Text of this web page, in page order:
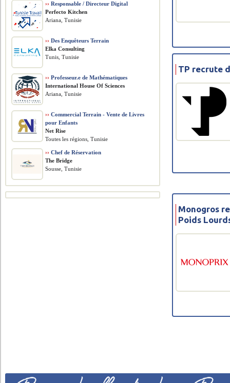
TP recrute
Monogros
Poids
›› Responsable / Directeur Digital
Perfecto Kitchen
Ariana, Tunisie
›› Des Enquêteurs Terrain
Elka Consulting
Tunis, Tunisie
›› Professeur.e de Mathématiques
International House Of Sciences
Ariana, Tunisie
›› Commercial Terrain - Vente de Livres
pour Enfants
Net Rise
Toutes les régions, Tunisie
›› Chef de Réservation
The Bridge
Sousse, Tunisie